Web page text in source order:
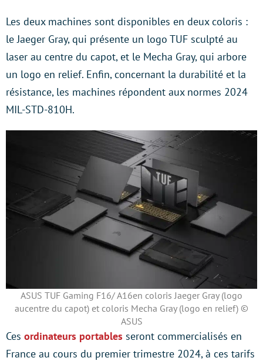
Les deux machines sont disponibles en deux coloris :
le Jaeger Gray, qui présente un logo TUF sculpté au
laser au centre du capot, et le Mecha Gray, qui arbore
un logo en relief. Enfin, concernant la durabilité et la
résistance, les machines répondent aux normes 2024
MIL-STD-810H.
ASUS TUF Gaming F16/ A16en coloris Jaeger Gray (logo
aucentre du capot) et coloris Mecha Gray (logo en relief) ©
ASUS
Ces ordinateurs portables seront commercialisés en
France au cours du premier trimestre 2024, à ces tarifs